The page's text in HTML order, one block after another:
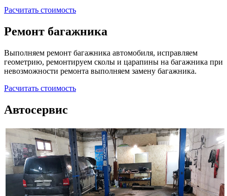
Расчитать стоимость
Ремонт багажника
Выполняем ремонт багажника автомобиля, исправляем
геометрию, ремонтируем сколы и царапины на багажника при
невозможности ремонта выполняем замену багажника.
Расчитать стоимость
Автосервис